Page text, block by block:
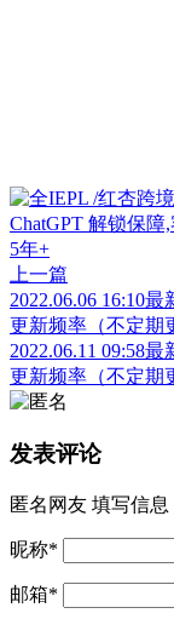
上一篇
2022.06.06 16:10
更新频率（不定期
2022.06.11 09:58
更新频率（不定期
发表评论
匿名网友 填写信息
昵称*
邮箱*